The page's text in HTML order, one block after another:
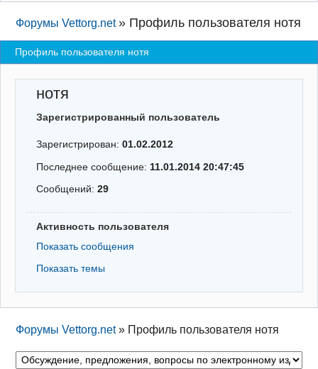
Правила
Поиск
Регистрация
Вход
Форумы Vettorg.net » Профиль пользователя нотя
Профиль пользователя нотя
нотя
Зарегистрированный пользователь
Зарегистрирован:01.02.2012
Последнее сообщение: 11.01.2014 20:47:45
Сообщений:29
Активность пользователя
Показать сообщения
Показать темы
Форумы Vettorg.net » Профиль пользователя нотя